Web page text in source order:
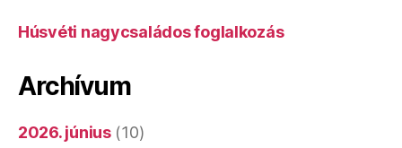
Húsvéti nagycsaládos foglalkozás
Archívum
2026. június(10)